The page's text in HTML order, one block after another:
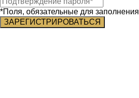
*Поля, обязательные для заполнения